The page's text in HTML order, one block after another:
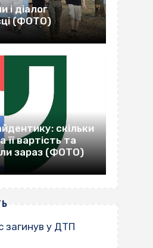
і діалог
(ФОТО)
скільки
її вартість та
зараз (ФОТО)
загинув у ДТП